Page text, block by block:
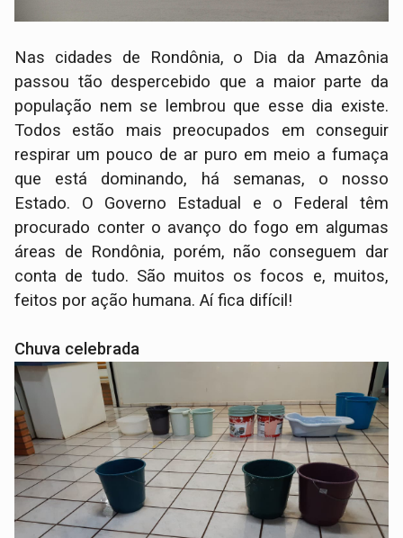
Nas cidades de Rondônia, o Dia da Amazônia
passou tão despercebido que a maior parte da
população nem se lembrou que esse dia existe.
Todos estão mais preocupados em conseguir
respirar um pouco de ar puro em meio a fumaça
que está dominando, há semanas, o nosso
Estado. O Governo Estadual e o Federal têm
procurado conter o avanço do fogo em algumas
áreas de Rondônia, porém, não conseguem dar
conta de tudo. São muitos os focos e, muitos,
feitos por ação humana. Aí fica difícil!
Chuva celebrada